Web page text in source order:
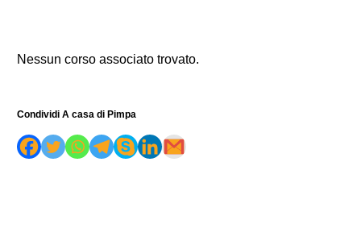
Nessun corso associato trovato.
Condividi A casa di Pimpa